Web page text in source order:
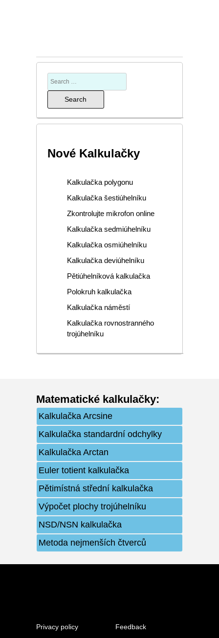
Nové Kalkulačky
Kalkulačka polygonu
Kalkulačka šestiúhelníku
Zkontrolujte mikrofon online
Kalkulačka sedmiúhelníku
Kalkulačka osmiúhelníku
Kalkulačka deviúhelníku
Pětiúhelníková kalkulačka
Polokruh kalkulačka
Kalkulačka náměstí
Kalkulačka rovnostranného
trojúhelníku
Matematické kalkulačky:
Kalkulačka Arcsine
Kalkulačka standardní odchylky
Kalkulačka Arctan
Euler totient kalkulačka
Pětimístná střední kalkulačka
Výpočet plochy trojúhelníku
NSD/NSN kalkulačka
Metoda nejmenších čtverců
Privacy policy Feedback